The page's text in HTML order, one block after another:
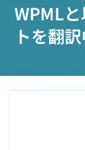
ッ
WPML
トを翻